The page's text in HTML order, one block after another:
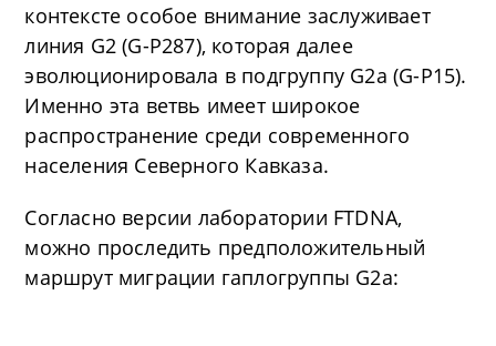
контексте особое внимание заслуживает
линия G2 (G-P287), которая далее
эволюционировала в подгруппу G2a (G-P15).
Именно эта ветвь имеет широкое
распространение среди современного
населения Северного Кавказа.
Согласно версии лаборатории FTDNA,
можно проследить предположительный
маршрут миграции гаплогруппы G2a: